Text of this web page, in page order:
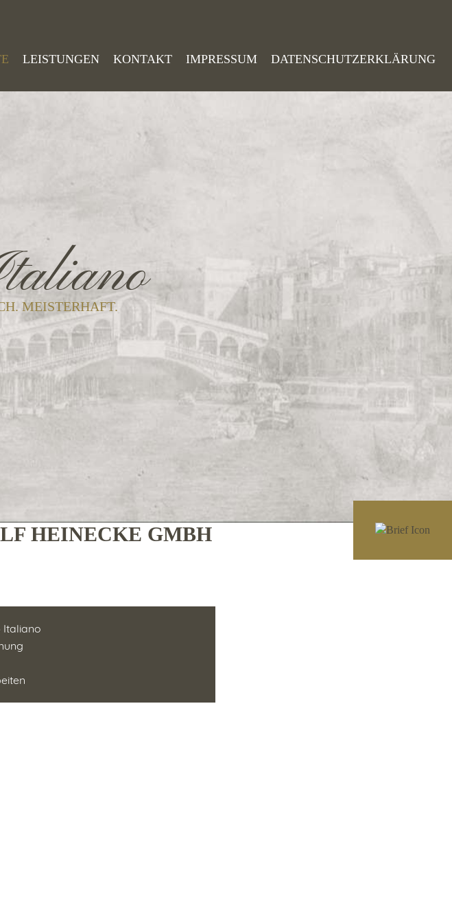
LEISTUNGEN KONTAKT IMPRESSUM DATENSCHUTZERKLÄRUNG
MEISTERHAFT.
HEINECKE GMBH